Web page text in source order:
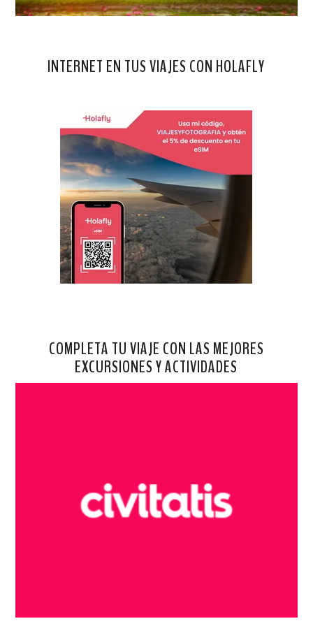
INTERNET EN TUS VIAJES CON HOLAFLY
COMPLETA TU VIAJE CON LAS MEJORES
EXCURSIONES Y ACTIVIDADES